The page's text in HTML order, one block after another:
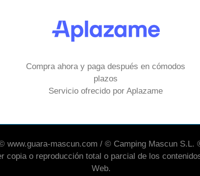
Compra ahora y paga después en cómodos
plazos
Servicio ofrecido por Aplazame
www.guara-mascun.com / © Camping Mascun S.L.
copia o reproducción total o parcial de los
Web.